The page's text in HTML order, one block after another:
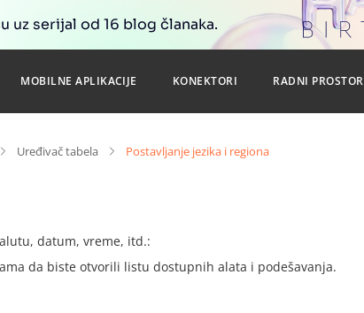
uz serijal od 16 blog članaka.
MOBILNE APLIKACIJE KONEKTORI RADNI PROSTOR
Uređivač tabela Postavljanje jezika i regiona
datum, vreme, itd.:
da biste otvorili listu dostupnih alata i podešavanja.